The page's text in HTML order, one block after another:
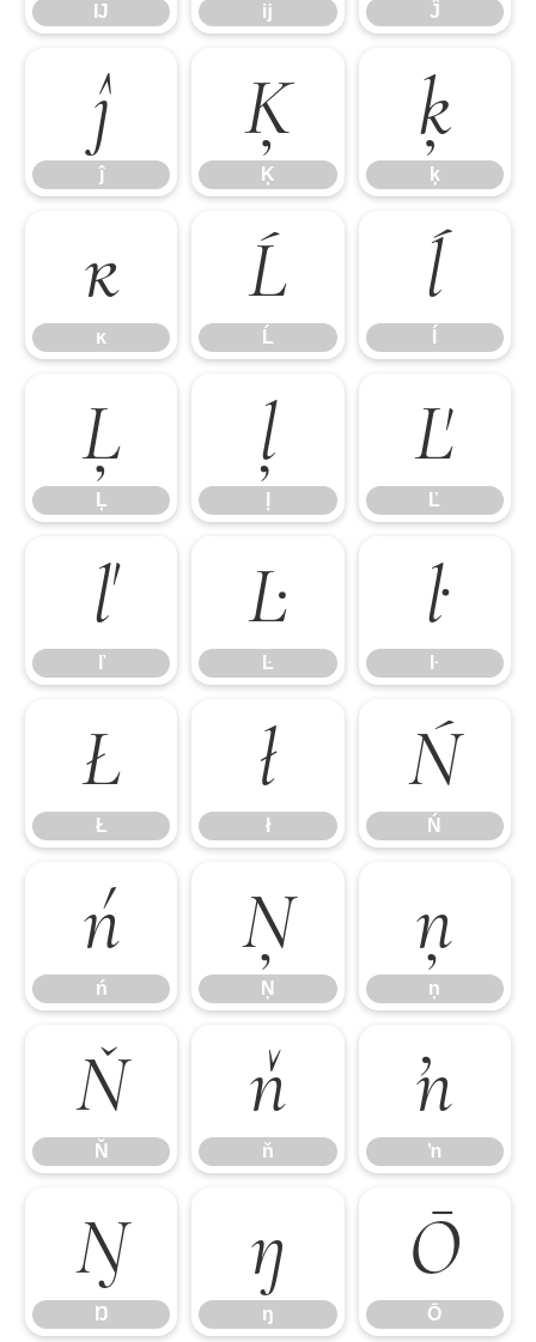
Ĳ ĳ Ĵ
ĵ
ĵ
Ķ
Ķ
ķ
ķ
ĸ
ĸ
Ĺ
Ĺ
ĺ
Ļ
Ļ
ļ Ľ
Ľ
ľ
ľ
Ŀ
Ŀ
ŀ
ŀ
Ł
Ł
ł
ł
Ń
Ń
ń
ń
Ņ
Ņ
ņ
ņ
Ň
Ň
ň
ň
ŉ
ŉ
Ŋ
Ŋ
ŋ
ŋ
Ō
Ō